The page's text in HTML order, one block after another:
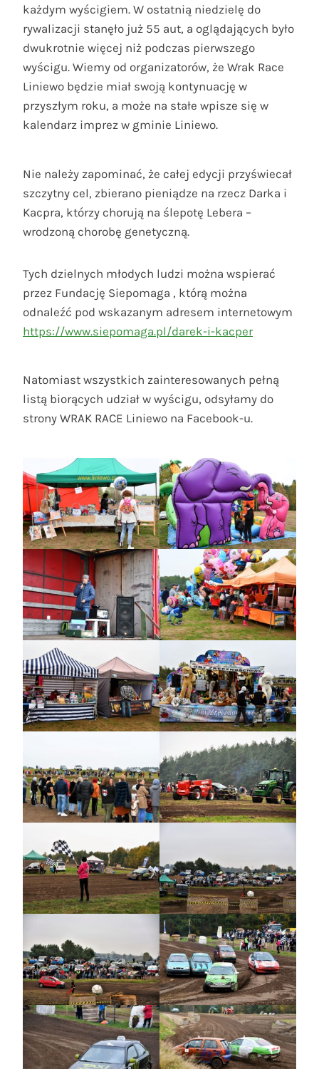
każdym wyścigiem. W ostatnią niedzielę do
rywalizacji stanęło już 55 aut, a oglądających było
dwukrotnie więcej niż podczas pierwszego
wyścigu. Wiemy od organizatorów, że Wrak Race
Liniewo będzie miał swoją kontynuację w
przyszłym roku, a może na stałe wpisze się w
kalendarz imprez w gminie Liniewo.
Nie należy zapominać, że całej edycji przyświecał
szczytny cel, zbierano pieniądze na rzecz Darka i
Kacpra, którzy chorują na ślepotę Lebera –
wrodzoną chorobę genetyczną.
Tych dzielnych młodych ludzi można wspierać
przez Fundację Siepomaga , którą można
odnaleźć pod wskazanym adresem internetowym
https://www.siepomaga.pl/darek-i-kacper
Natomiast wszystkich zainteresowanych pełną
listą biorących udział w wyścigu, odsyłamy do
strony WRAK RACE Liniewo na Facebook-u.